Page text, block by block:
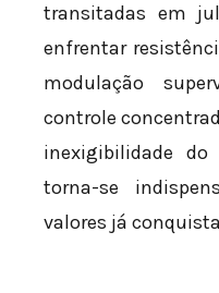
transitadas em
enfrentar
modulação
controle
inexigibilidade
torna-se
valores já